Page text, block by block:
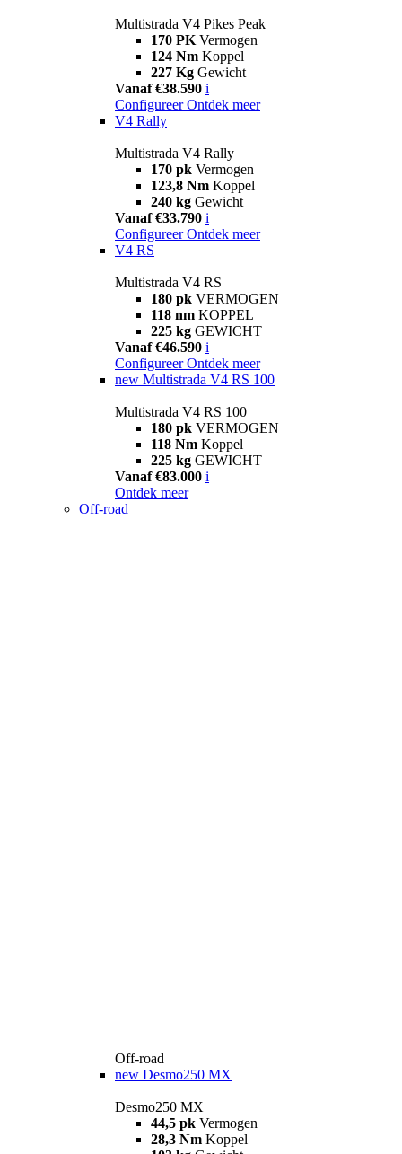
Multistrada V4 Pikes Peak
170 PK Vermogen
124 Nm Koppel
227 Kg Gewicht
Vanaf €38.590 i
Configureer Ontdek meer
V4 Rally
Multistrada V4 Rally
170 pk Vermogen
123,8 Nm Koppel
240 kg Gewicht
Vanaf €33.790 i
Configureer Ontdek meer
V4 RS
Multistrada V4 RS
180 pk VERMOGEN
118 nm KOPPEL
225 kg GEWICHT
Vanaf €46.590 i
Configureer Ontdek meer
new Multistrada V4 RS 100
Multistrada V4 RS 100
180 pk VERMOGEN
118 Nm Koppel
225 kg GEWICHT
Vanaf €83.000 i
Ontdek meer
Off-road
Off-road
new Desmo250 MX
Desmo250 MX
44,5 pk Vermogen
28,3 Nm Koppel